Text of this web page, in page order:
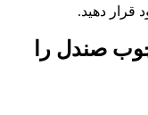
قرار دهید.
صندل را